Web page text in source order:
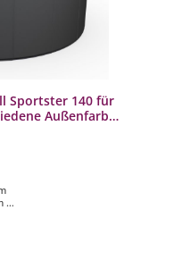
Sportster 140 für
Außenfarben